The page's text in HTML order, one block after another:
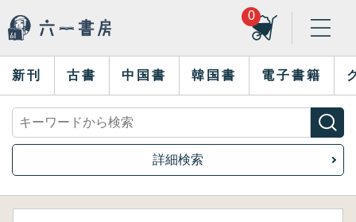
0
新刊 古書 中国書 韓国書 電子書籍
詳細検索